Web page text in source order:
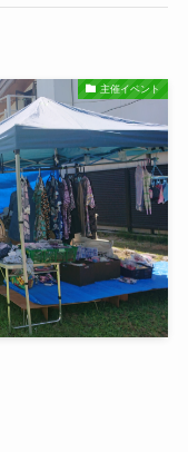
主催イベント